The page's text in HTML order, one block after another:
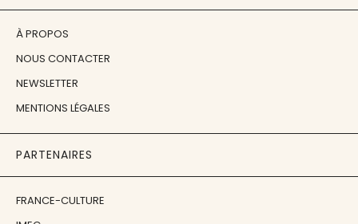
À PROPOS
NOUS CONTACTER
NEWSLETTER
MENTIONS LÉGALES
PARTENAIRES
FRANCE-CULTURE